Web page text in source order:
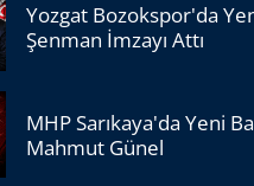
Yozgat Bozokspor'da
Şenman İmzayı Attı
MHP Sarıkaya'da Yeni
Mahmut Günel